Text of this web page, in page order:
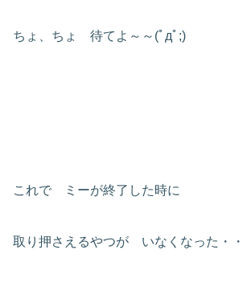
ちょ、ちょ 待てよ～～(ﾟдﾟ;)
これで ミーが終了した時に
取り押さえるやつが いなくなった・・